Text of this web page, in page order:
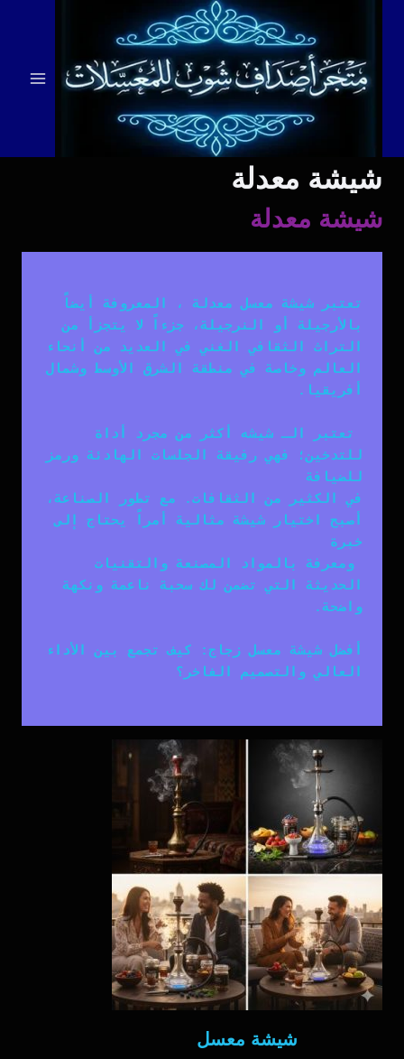
المحتوى
شيشة معدلة
شيشة معدلة
بالأرجيلة أو النرجيلة، جزءاً لا يتجزأ من
أفريقيا.
شيشه
أصبح اختيار شيشة
مثالية أمراً يحتاج إلى
شيشة معسل